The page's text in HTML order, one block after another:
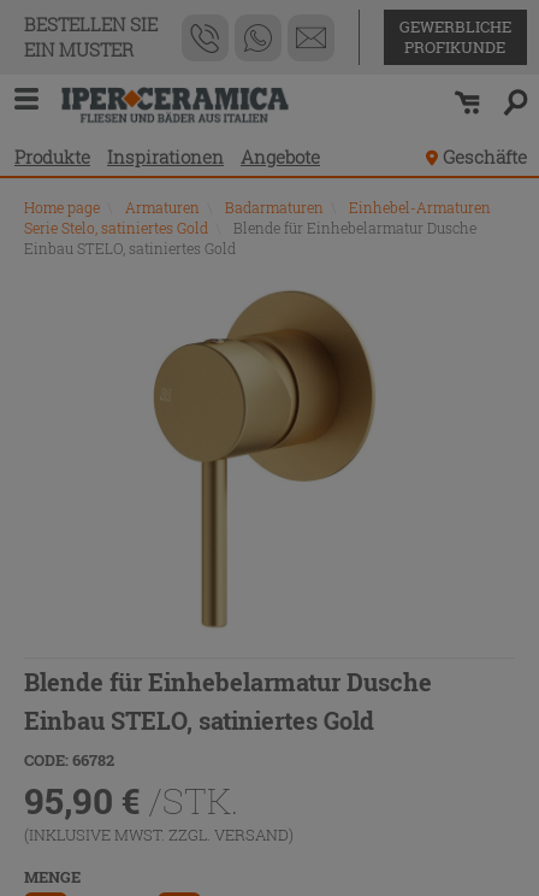
BESTELLEN SIE
EIN MUSTER
GEWERBLICHE
PROFIKUNDE
Produkte Inspirationen Angebote Geschäfte
Home page Armaturen Badarmaturen
Einhebel-Armaturen
Serie Stelo, satiniertes Gold
Blende für Einhebelarmatur Dusche
Einbau STELO, satiniertes Gold
Blende für Einhebelarmatur Dusche
Einbau STELO, satiniertes Gold
CODE: 66782
95,90 € /STK.
(INKLUSIVE MWST. ZZGL. VERSAND)
MENGE